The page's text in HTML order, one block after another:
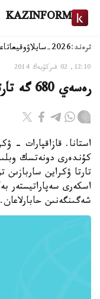
KAZINFORM
ترەند:2026-سايلاۋ وقيعا
12:10, 02 قىركۇيەك 2014
رەسەي 680 گە تارتا ۋكراين ساربازىن تۇتقىندادى
استانا. قازاقپارات -
تارتا ۋكراين
اسكەرى سەپاراتيستەر
شەگىنگەنىن حابارلاعان.